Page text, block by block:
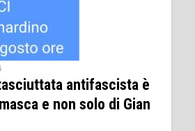
antifascista è
e non solo di Gian